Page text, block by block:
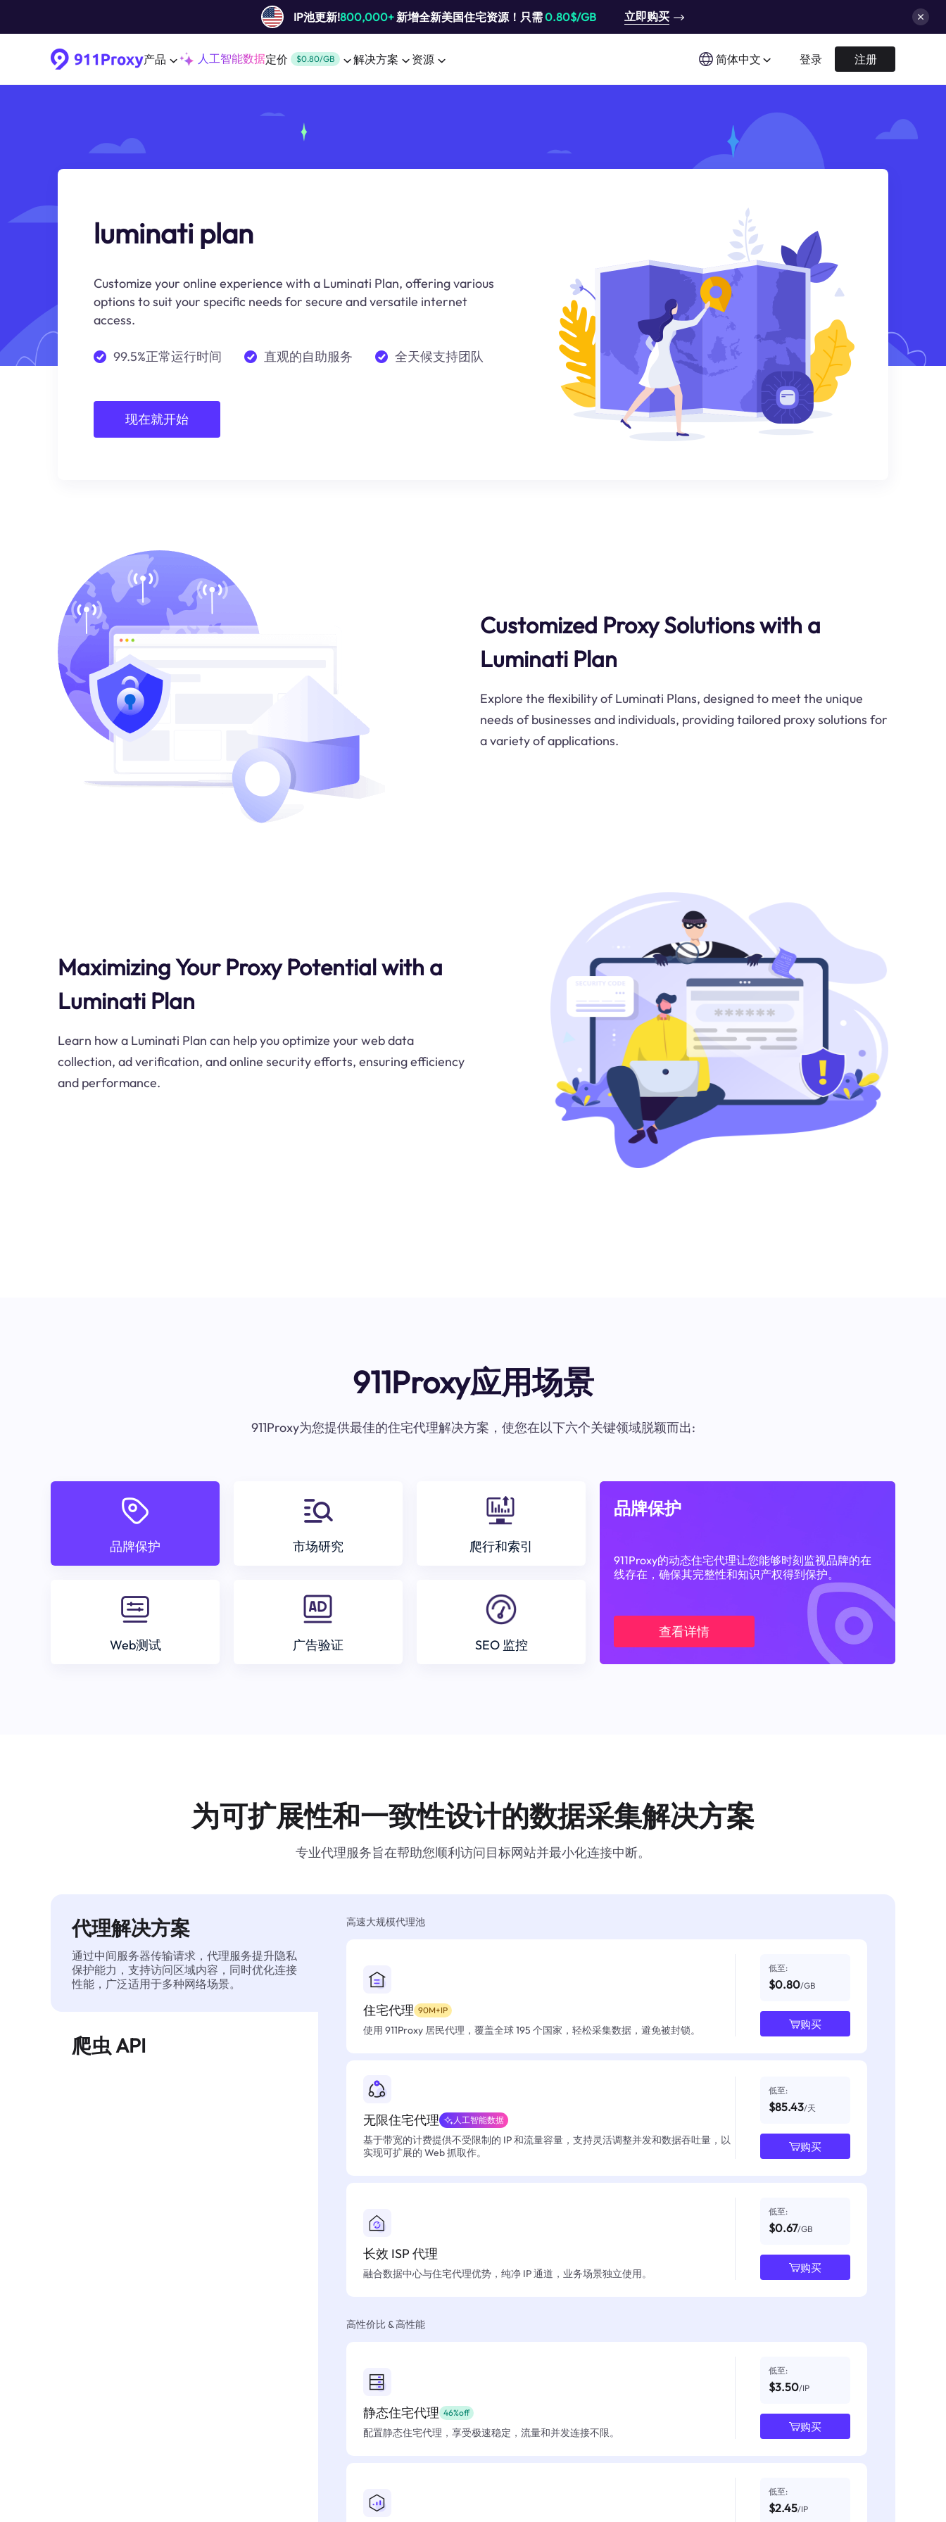
IP池更新!800,000+新增全新美国住宅资源！只需0.80$/GB 立即购买
产品 人工智能数据定价 $0.80/GB 解决方案 资源 简体中文 登录 注册
luminati plan
Customize your online experience with a Luminati Plan, offering various
options to suit your specific needs for secure and versatile internet
access.
99.5%正常运行时间 直观的自助服务 全天候支持团队
现在就开始
Customized Proxy Solutions with a
Luminati Plan
Explore the flexibility of Luminati Plans, designed to meet the unique
needs of businesses and individuals, providing tailored proxy solutions for
a variety of applications.
Maximizing Your Proxy Potential with a
Luminati Plan
Learn how a Luminati Plan can help you optimize your web data
collection, ad verification, and online security efforts, ensuring efficiency
and performance.
911Proxy应用场景
911Proxy为您提供最佳的住宅代理解决方案，使您在以下六个关键领域脱颖而出:
品牌保护 市场研究 爬行和索引
Web测试 广告验证 SEO 监控
品牌保护
911Proxy的动态住宅代理让您能够时刻监视品牌的在
线存在，确保其完整性和知识产权得到保护。
查看详情
为可扩展性和一致性设计的数据采集解决方案
专业代理服务旨在帮助您顺利访问目标网站并最小化连接中断。
代理解决方案
通过中间服务器传输请求，代理服务提升隐私
保护能力，支持访问区域内容，同时优化连接
性能，广泛适用于多种网络场景。
爬虫 API
高速大规模代理池
住宅代理 90M+IP
使用 911Proxy 居民代理，覆盖全球 195 个国家，轻松采集数据，避免被封锁。
低至:
$0.80/GB
购买
无限住宅代理 人工智能数据
基于带宽的计费提供不受限制的 IP 和流量容量，支持灵活调整并发和数据吞吐量，以
实现可扩展的 Web 抓取作。
低至:
$85.43/天
购买
长效 ISP 代理
融合数据中心与住宅代理优势，纯净 IP 通道，业务场景独立使用。
低至:
$0.67/GB
购买
高性价比 & 高性能
静态住宅代理 46%off
配置静态住宅代理，享受极速稳定，流量和并发连接不限。
低至:
$3.50/IP
购买
低至:
$2.45/IP